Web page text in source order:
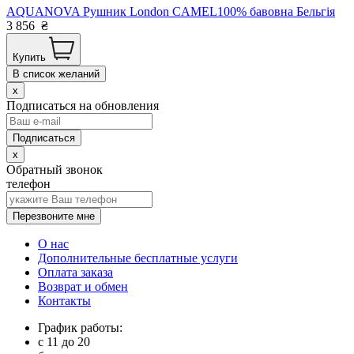
AQUANOVA Рушник London CAMEL100% бавовна Бельгія
3 856 ₴
Купить
В список желаний
x
Подписаться на обновления
x
Обратный звонок
телефон
Перезвоните мне
О нас
Дополнительные бесплатные услуги
Оплата заказа
Возврат и обмен
Контакты
График работы:
с 11 до 20